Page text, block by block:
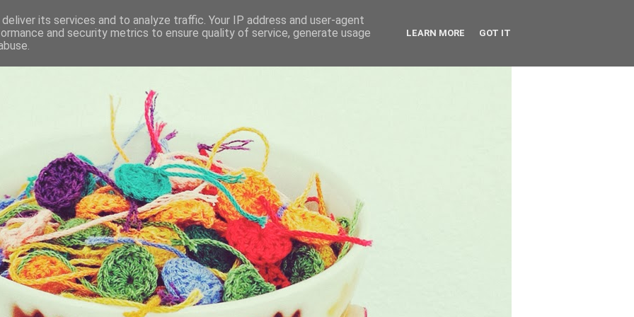
its services and to analyze traffic. Your IP address and user-agent
and security metrics to ensure quality of service, generate usage
LEARN MORE GOT IT